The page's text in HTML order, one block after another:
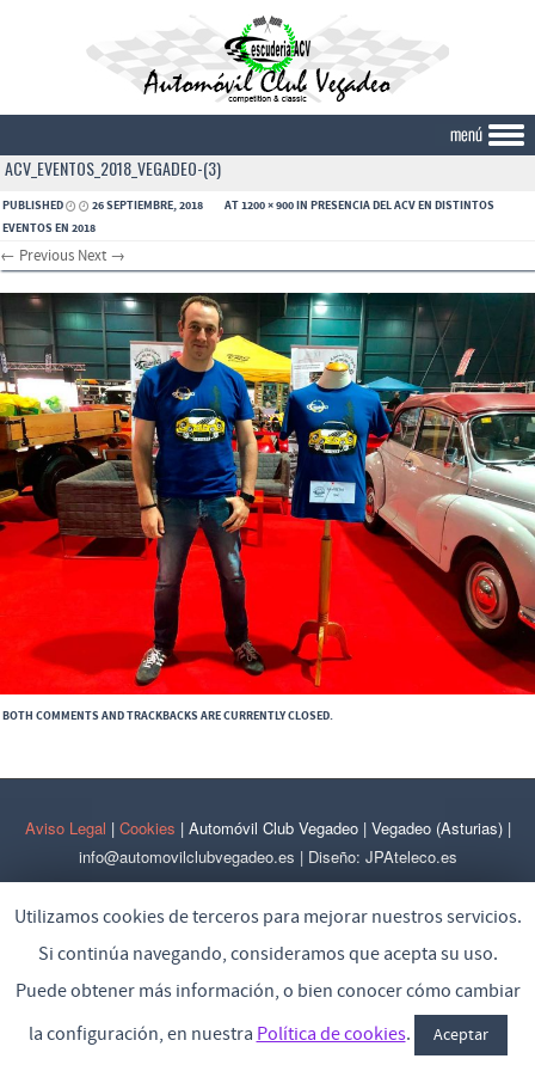
Skip to content
ACV_EVENTOS_2018_VEGADEO-(3)
PUBLISHED 26 SEPTIEMBRE, 2018 AT1200 × 900IN PRESENCIA DEL ACV EN DISTINTOS
EVENTOS EN 2018
← Previous Next →
BOTH COMMENTS AND TRACKBACKS ARE CURRENTLY CLOSED.
Aviso Legal | Cookies | Automóvil Club Vegadeo | Vegadeo (Asturias) |
info@automovilclubvegadeo.es | Diseño: JPAteleco.es
Utilizamos cookies de terceros para mejorar nuestros servicios.
Si continúa navegando, consideramos que acepta su uso.
Puede obtener más información, o bien conocer cómo cambiar
la configuración, en nuestra Política de cookies. Aceptar